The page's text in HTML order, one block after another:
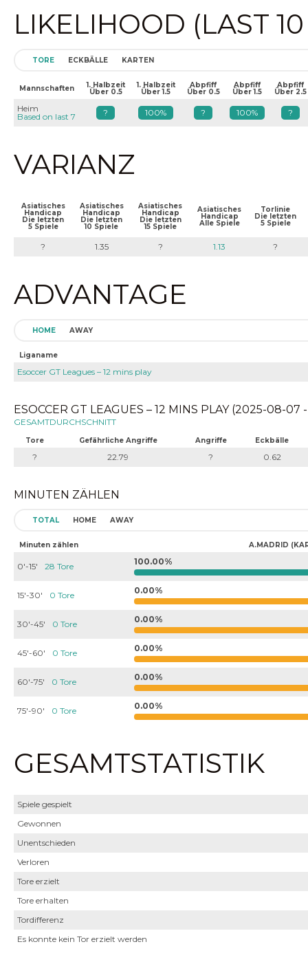
LIKELIHOOD (LAST
TORE ECKBÄLLE KARTEN
Mannschaften 1. Halbzeit
Über 0.5
1. Halbzeit
Über 1.5
Abpfiff
Über 0.5
Abpfiff
Über 1.5
Abpfiff
Über 2.5
Heim
Based on last 7
? 100% ? 100% ?
VARIANZ
Asiatisches
Handicap
Die letzten
5 Spiele
Asiatisches
Handicap
Die letzten
10 Spiele
Asiatisches
Handicap
Die letzten
15 Spiele
Asiatisches
Handicap
Alle Spiele
Torlinie
Die letzten
5 Spiele
? 1.35 ? 1.13 ?
ADVANTAGE
HOME AWAY
Liganame
Esoccer GT Leagues – 12 mins play
ESOCCER GT LEAGUES – 12 MINS PLAY (2025-08-
GESAMTDURCHSCHNITT
Tore Gefährliche Angriffe Angriffe Eckbälle
? 22.79 ? 0.62
MINUTEN ZÄHLEN
TOTAL HOME AWAY
Minuten zählen A.MADRID
0'-15' 28 Tore 100.00%
15'-30' 0 Tore 0.00%
30'-45' 0 Tore 0.00%
45'-60' 0 Tore 0.00%
60'-75' 0 Tore 0.00%
75'-90' 0 Tore 0.00%
GESAMTSTATISTIK
Spiele gespielt
Gewonnen
Unentschieden
Verloren
Tore erzielt
Tore erhalten
Tordifferenz
Es konnte kein Tor erzielt werden